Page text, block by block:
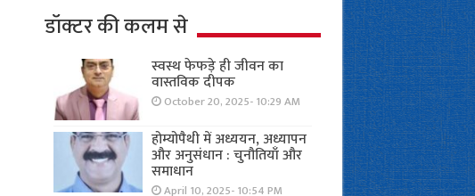
डॉक्टर की कलम से
स्वस्थ फेफड़े ही जीवन का
वास्तविक दीपक
October 20, 2025- 10:29 AM
होम्योपैथी में अध्ययन, अध्यापन
और अनुसंधान : चुनौतियाँ और
समाधान
April 10, 2025- 10:54 PM